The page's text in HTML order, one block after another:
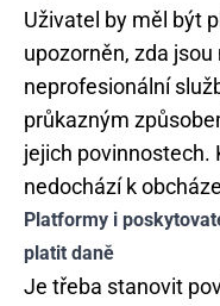
Uživatel by měl být
upozorněn, zda
neprofesionální
průkazným
jejich povinnostech.
nedochází k
Platformy i
platit daně
Je třeba stanovit